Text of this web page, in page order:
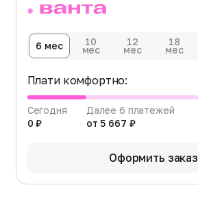
6 мес 10
мес
12
мес
18
мес
Плати комфортно:
Сегодня
0 ₽
Далее 6 платежей
от 5 667 ₽
Оформить заказ